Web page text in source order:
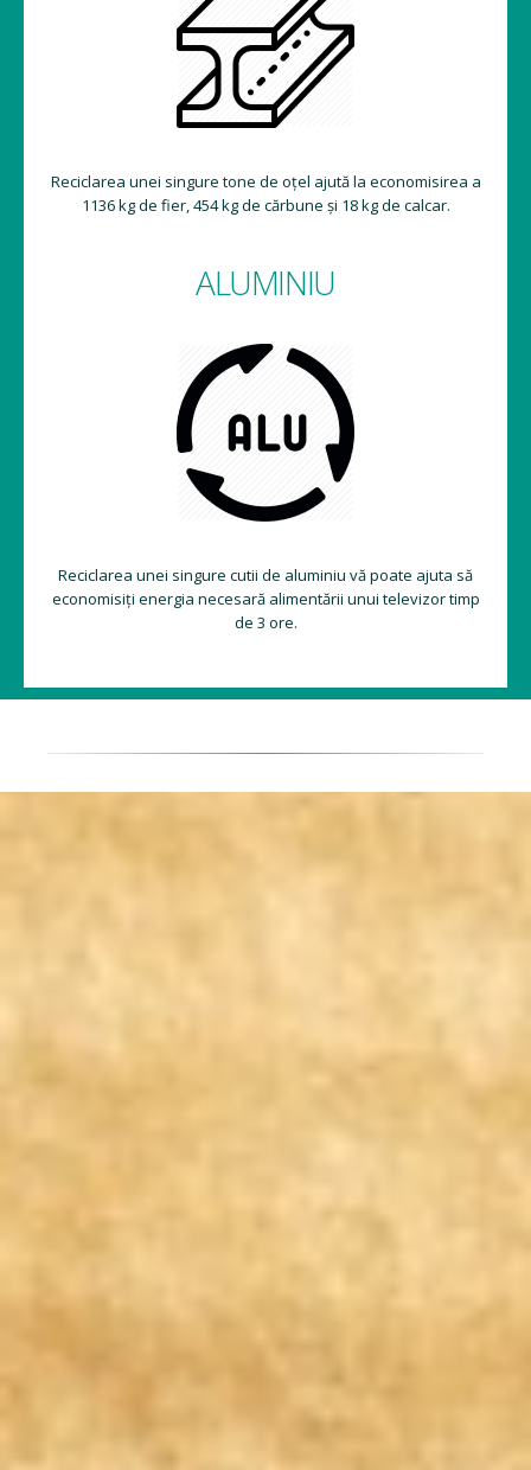
Reciclarea unei singure tone de oțel ajută la economisirea a
1136 kg de fier, 454 kg de cărbune și 18 kg de calcar.
ALUMINIU
Reciclarea unei singure cutii de aluminiu vă poate ajuta să
economisiți energia necesară alimentării unui televizor timp
de 3 ore.